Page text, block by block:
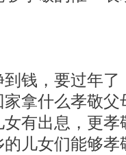
，要过年了
拿什么孝敬
有出息，更
儿女们能够